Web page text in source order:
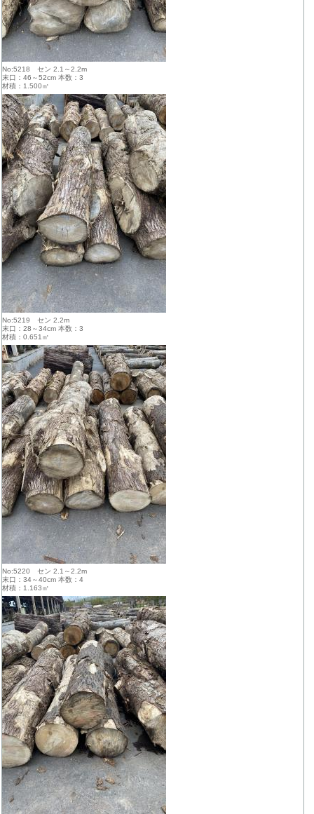
No:5218 セン 2.1～2.2m
末口：46～52cm 本数：3
材積：1.500㎥
No:5219 セン 2.2m
末口：28～34cm 本数：3
材積：0.651㎥
No:5220 セン 2.1～2.2m
末口：34～40cm 本数：4
材積：1.163㎥